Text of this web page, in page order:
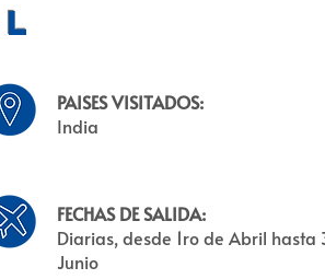
PAISES VISITADOS:
India
FECHAS DE SALIDA:
Diarias, desde 1ro de Abril hasta
Junio